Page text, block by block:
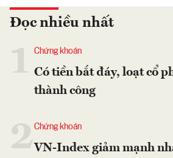
Đọc nhiều nhất
Chứng khoán
Có tiền bắt đáy, loạt cổ
thành công
2Chứng khoán
VN-Index giảm mạnh